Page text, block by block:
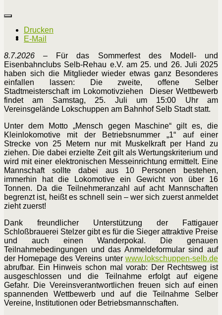
Drucken
E-Mail
8.7.2026 – Für das Sommerfest des Modell- und
Eisenbahnclubs Selb-Rehau e.V. am 25. und 26. Juli 2025
haben sich die Mitglieder wieder etwas ganz Besonderes
einfallen lassen: Die zweite, offene Selber
Stadtmeisterschaft im Lokomotivziehen Dieser Wettbewerb
findet am Samstag, 25. Juli um 15:00 Uhr am
Vereinsgelände Lokschuppen am Bahnhof Selb Stadt statt.
Unter dem Motto „Mensch gegen Maschine“ gilt es, die
Kleinlokomotive mit der Betriebsnummer „1“ auf einer
Strecke von 25 Metern nur mit Muskelkraft per Hand zu
ziehen. Die dabei erzielte Zeit gilt als Wertungskriterium und
wird mit einer elektronischen Messeinrichtung ermittelt. Eine
Mannschaft sollte dabei aus 10 Personen bestehen,
immerhin hat die Lokomotive ein Gewicht von über 16
Tonnen. Da die Teilnehmeranzahl auf acht Mannschaften
begrenzt ist, heißt es schnell sein – wer sich zuerst anmeldet
zieht zuerst!
Dank freundlicher Unterstützung der Fattigauer
Schloßbrauerei Stelzer gibt es für die Sieger attraktive Preise
und auch einen Wanderpokal. Die genauen
Teilnahmebedingungen und das Anmeldeformular sind auf
der Homepage des Vereins unter www.lokschuppen-selb.de
abrufbar. Ein Hinweis schon mal vorab: Der Rechtsweg ist
ausgeschlossen und die Teilnahme erfolgt auf eigene
Gefahr. Die Vereinsverantwortlichen freuen sich auf einen
spannenden Wettbewerb und auf die Teilnahme Selber
Vereine, Institutionen oder Betriebsmannschaften.